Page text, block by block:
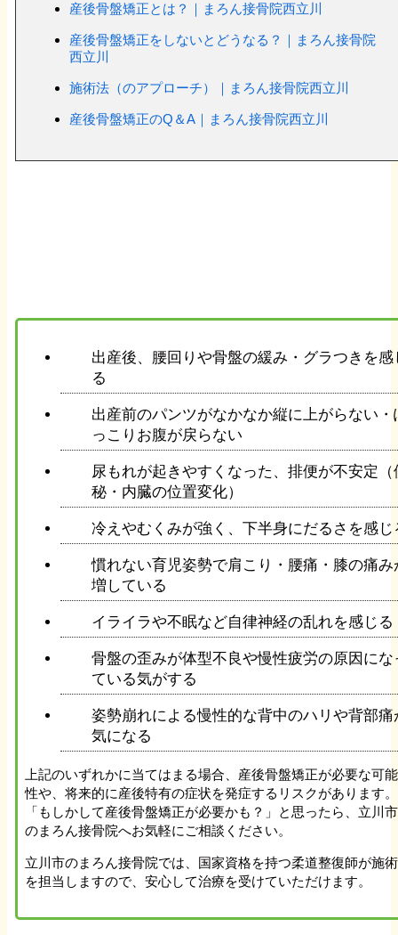
整体
産後ダイエット
寝違え
顎関節症
頚椎症
頸椎椎間板ヘルニア
斜角筋症候群
【肩・腕の症状】
肩こり
四十肩、五十肩
産後骨盤矯正とは？｜まろん接骨院西立川
産後骨盤矯正をしないとどうなる？｜まろん接骨院
西立川
施術法（のアプローチ）｜まろん接骨院西立川
産後骨盤矯正のQ＆A｜まろん接骨院西立川
出産後、腰回りや骨盤の緩み・グラつきを感
る
出産前のパンツがなかなか縦に上がらない・
っこりお腹が戻らない
尿もれが起きやすくなった、排便が不安定（
秘・内臓の位置変化）
冷えやむくみが強く、下半身にだるさを感じ
慣れない育児姿勢で肩こり・腰痛・膝の痛み
増している
イライラや不眠など自律神経の乱れを感じる
骨盤の歪みが体型不良や慢性疲労の原因にな
ている気がする
姿勢崩れによる慢性的な背中のハリや背部痛
気になる
上記のいずれかに当てはまる場合、産後骨盤矯正が必要な可能
性や、将来的に産後特有の症状を発症するリスクがあります。
「もしかして産後骨盤矯正が必要かも？」と思ったら、立川市
のまろん接骨院へお気軽にご相談ください。
立川市のまろん接骨院では、国家資格を持つ柔道整復師が施術
を担当しますので、安心して治療を受けていただけます。